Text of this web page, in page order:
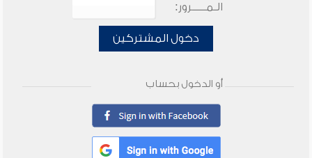
الـمـــــرور:
دخول المشتركين
أو الدخول بحساب